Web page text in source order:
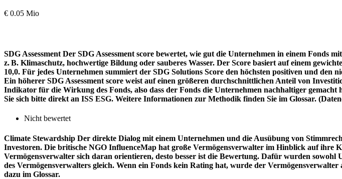
€ 0.05 Mio
SDG Assessment Der SDG Assessment score bewertet, wie gut die Unternehmen in einem Fonds
z. B. Klimaschutz, hochwertige Bildung oder sauberes Wasser. Der Score basiert auf einem
10,0. Für jedes Unternehmen summiert der SDG Solutions Score den höchsten positiven und den
Ein höherer SDG Assessment score weist auf einen größeren durchschnittlichen Anteil von
Indikator für die Wirkung des Fonds, also dass der Fonds die Unternehmen nachhaltiger
Sie sich bitte direkt an ISS ESG. Weitere Informationen zur Methodik finden Sie im Glossar.
Nicht bewertet
Climate Stewardship Der direkte Dialog mit einem Unternehmen und die Ausübung von
Investoren. Die britische NGO InfluenceMap hat große Vermögensverwalter im Hinblick auf ihre
Vermögensverwalter sich daran orientieren, desto besser ist die Bewertung. Dafür wurden
des Vermögensverwalters gleich. Wenn ein Fonds kein Rating hat, wurde der
dazu im Glossar.